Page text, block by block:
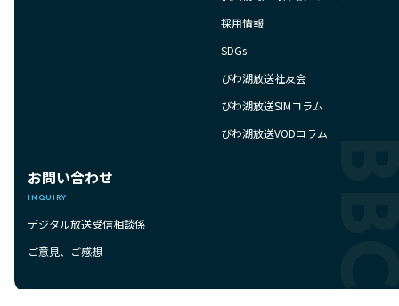
採用情報
SDGs
びわ湖放送社友会
びわ湖放送SIMコラム
びわ湖放送VODコラム
お問い合わせ
INQUIRY
デジタル放送受信相談係
ご意見、ご感想
BBC